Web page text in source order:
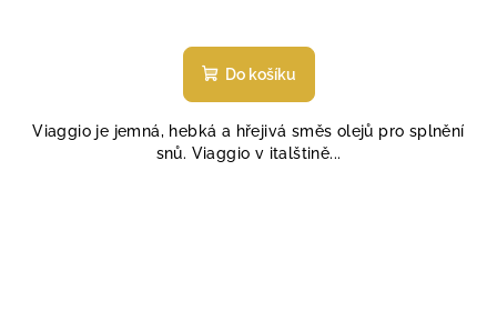
Do košíku
Viaggio je jemná, hebká a hřejivá směs olejů pro splnění
snů. Viaggio v italštině...